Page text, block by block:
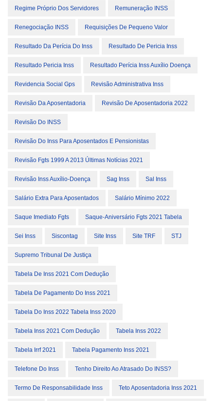
Regime Próprio Dos Servidores Remuneração INSS
Renegociação INSS Requisições De Pequeno Valor
Resultado Da Perícia Do Inss Resultado De Pericia Inss
Resultado Pericia Inss Resultado Perícia Inss Auxílio Doença
Revidencia Social Gps Revisão Administrativa Inss
Revisão Da Aposentadoria Revisão De Aposentadoria 2022
Revisão Do INSS
Revisão Do Inss Para Aposentados E Pensionistas
Revisão Fgts 1999 A 2013 Últimas Notícias 2021
Revisão Inss Auxílio-Doença Sag Inss Sal Inss
Salário Extra Para Aposentados Salário Mínimo 2022
Saque Imediato Fgts Saque-Aniversário Fgts 2021 Tabela
Sei Inss Siscontag Site Inss Site TRF STJ
Supremo Tribunal De Justiça
Tabela De Inss 2021 Com Dedução
Tabela De Pagamento Do Inss 2021
Tabela Do Inss 2022 Tabela Inss 2020
Tabela Inss 2021 Com Dedução Tabela Inss 2022
Tabela Irrf 2021 Tabela Pagamento Inss 2021
Telefone Do Inss Tenho Direito Ao Atrasado Do INSS?
Termo De Responsabilidade Inss Teto Aposentadoria Inss 2021